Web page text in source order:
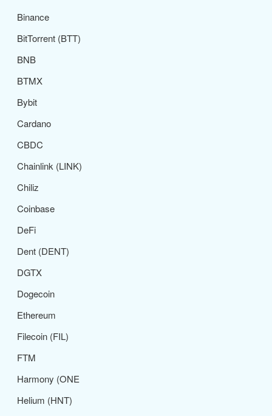
Binance
BitTorrent (BTT)
BNB
BTMX
Bybit
Cardano
CBDC
Chainlink (LINK)
Chiliz
Coinbase
DeFi
Dent (DENT)
DGTX
Dogecoin
Ethereum
Filecoin (FIL)
FTM
Harmony (ONE
Helium (HNT)